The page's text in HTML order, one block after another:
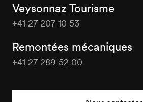
Veysonnaz Tourisme
+41 27 207 10 53
Remontées mécaniques
+41 27 289 52 00